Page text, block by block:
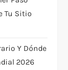
Tu Sitio
Y Dónde
2026